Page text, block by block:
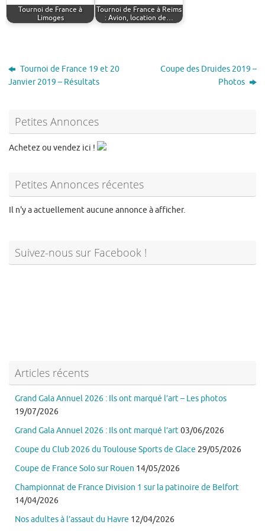
Tournoi de France à
Limoges
Tournoi de France à Reims
: Avion, location de…
Tournoi de France 19 et 20
Janvier 2019 – Résultats
Coupe des Druides 2019 –
Photos
Petites Annonces
Achetez ou vendez ici !
Petites Annonces récentes
Il n'y a actuellement aucune annonce à afficher.
Suivez-nous sur Facebook !
Articles récents
Grand Gala Annuel 2026 : Ils ont marqué l’art – Les photos
19/07/2026
Grand Gala Annuel 2026 : Ils ont marqué l’art03/06/2026
Coupe du Club 2026 du Toulouse Sports de Glace 29/05/2026
Coupe de France Solo sur Rouen 14/05/2026
Championnat de France Division 1 sur la patinoire de Belfort
14/04/2026
Nos adultes à l’assaut du Havre 12/04/2026